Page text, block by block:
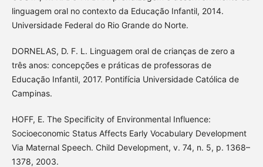
linguagem oral no contexto da Educação Infantil, 2014.
Universidade Federal do Rio Grande do Norte.
DORNELAS, D. F. L. Linguagem oral de crianças de zero a
três anos: concepções e práticas de professoras de
Educação Infantil, 2017. Pontifícia Universidade Católica de
Campinas.
HOFF, E. The Specificity of Environmental Influence:
Socioeconomic Status Affects Early Vocabulary Development
Via Maternal Speech. Child Development, v. 74, n. 5, p. 1368–
1378, 2003.